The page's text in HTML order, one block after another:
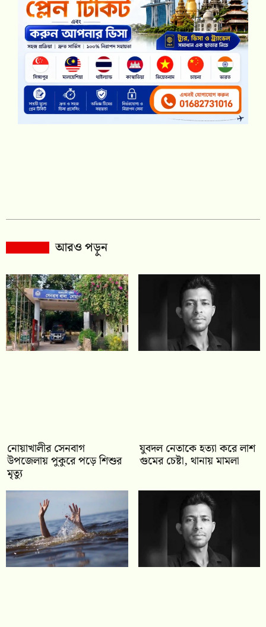
আরও পড়ুন
নোয়াখালীর সেনবাগ
উপজেলায় পুকুরে পড়ে শিশুর
মৃত্যু
যুবদল নেতাকে হত্যা করে লাশ
গুমের চেষ্টা, থানায় মামলা